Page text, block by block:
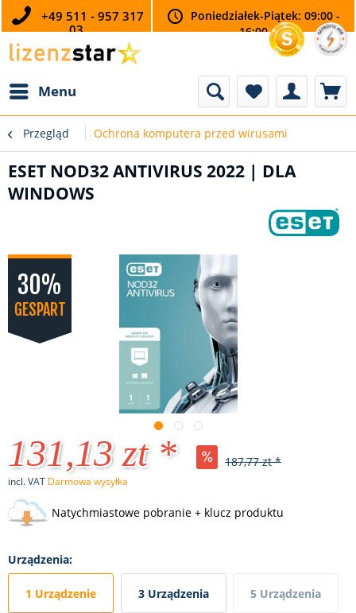
+49 511 - 957 317
03
Poniedziałek-Piątek: 09:00 -
16:00
Menu
Przegląd Ochrona komputera przed wirusami
ESET NOD32 ANTIVIRUS 2022 | DLA
WINDOWS
30%
GESPART
131,13 zt * 187,77 zt *
incl. VAT Darmowa wysyłka
Natychmiastowe pobranie + klucz produktu
Urządzenia:
1 Urządzenie 3 Urządzenia 5 Urządzenia